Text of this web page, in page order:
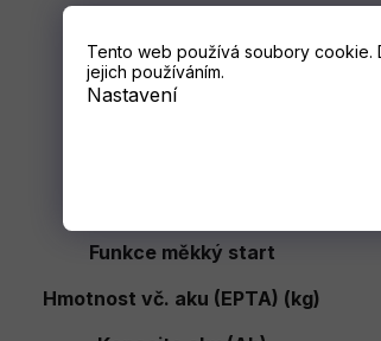
Tento web používá soubory cookie.
jejich používáním.
Nastavení
Funkce měkký start
Hmotnost vč. aku (EPTA) (kg)